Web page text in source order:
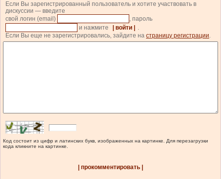
Если Вы зарегистрированный пользователь и хотите участвовать в
дискуссии — введите
свой логин (email)
, пароль
и нажмите
| войти |
.
Если Вы еще не зарегистрировались, зайдите на страницу регистрации.
Код состоит из цифр и латинских букв, изображенных на картинке. Для перезагрузки
кода кликните на картинке.
| прокомментировать |